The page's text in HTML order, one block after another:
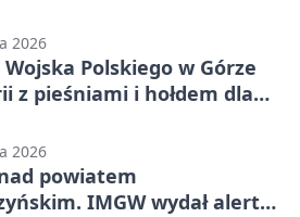
2026
Polskiego w Górze
z pieśniami i hołdem dla
2026
powiatem
IMGW wydał alert